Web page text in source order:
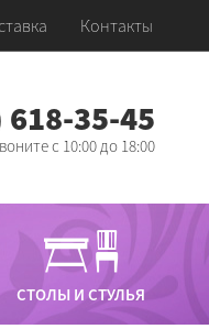
Контакты
618-35-45‬
с 10:00 до 18:00
СТОЛЫ И СТУЛЬЯ